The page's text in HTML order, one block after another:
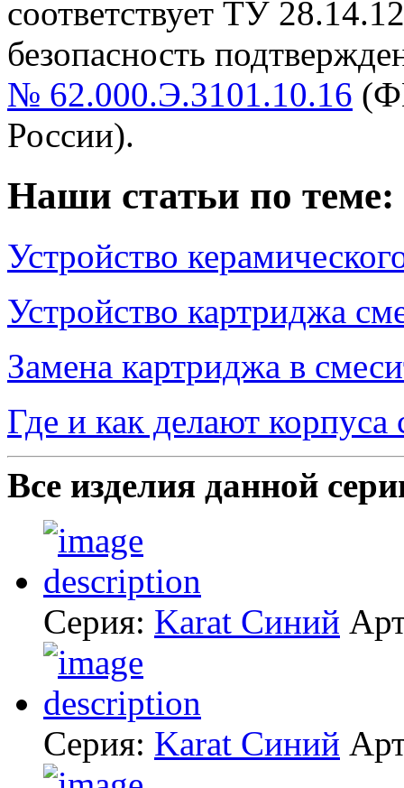
cоответствует ТУ
безопасность
№ 62.000.Э.3101.10.16
России).
Наши статьи по теме:
Устройство
Устройство картриджа
Замена картриджа в
Где и как делают корпуса
Все изделия данной
Серия: Karat Синий
Серия: Karat Синий